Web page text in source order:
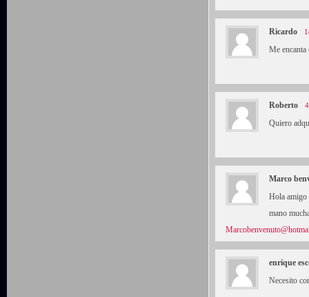
Ricardo
Me
Roberto
Quiero
Marco
Hola amigo
mano
enrique
Necesito